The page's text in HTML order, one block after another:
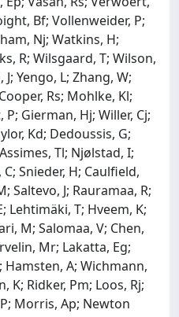
Bf; Vollenweider, P;
Nj; Watkins, H;
R; Wilsgaard, T; Wilson,
J; Yengo, L; Zhang, W;
Rs; Mohlke, Kl;
P; Gierman, Hj; Willer, Cj;
Kd; Dedoussis, G;
Tl; Njølstad, I;
Snieder, H; Caulfield,
Saltevo, J; Rauramaa, R;
Lehtimäki, T; Hveem, K;
M; Salomaa, V; Chen,
Mr; Lakatta, Eg;
Hamsten, A; Wichmann,
K; Ridker, Pm; Loos, Rj;
Morris, Ap; Newton